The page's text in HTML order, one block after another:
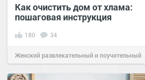
Как очистить дом от хлама:
пошаговая инструкция
180 34
Женский развлекательный и поучительный
сайт.14:10